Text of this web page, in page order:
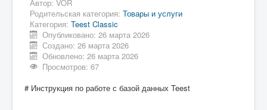
Автор: VOR
Родительская категория: Товары и услуги
Категория: Teest Classic
Опубликовано: 26 марта 2026
Создано: 26 марта 2026
Обновлено: 26 марта 2026
Просмотров: 67
# Инструкция по работе с базой данных Teest